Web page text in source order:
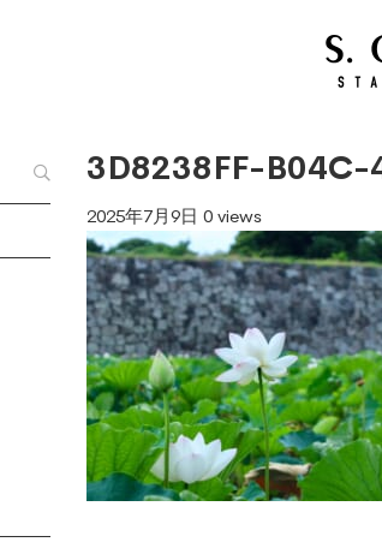
3D8238FF-
2025年7月9日 0 views